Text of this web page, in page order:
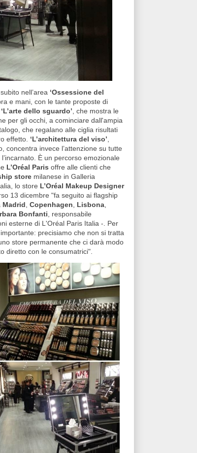
nell’area ‘Ossessione del
e mani, con le tante proposte di
‘L’arte dello sguardo’, che mostra le
per gli occhi, a cominciare dall'ampia
che regalano alle ciglia risultati
effetto. ‘L’architettura del viso’,
concentra invece l’attenzione su tutte
È un percorso emozionale
L’Oréal Paris offre alle clienti che
store milanese in Galleria
lo store L’Oréal Makeup Designer
13 dicembre "fa seguito ai flagship
Madrid, Copenhagen, Lisbona,
Bonfanti, responsabile
esterne di L'Oréal Paris Italia -. Per
precisiamo che non si tratta
store permanente che ci darà modo
diretto con le consumatrici".